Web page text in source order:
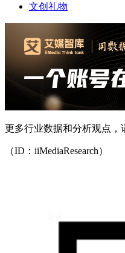
文创礼物
更多行业数据和分析观点，
（ID：iiMediaResearch）